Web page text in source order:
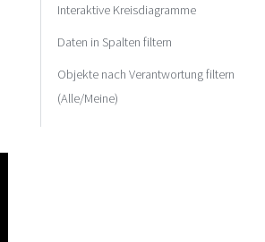
Interaktive Kreisdiagramme
Daten in Spalten filtern
Objekte nach Verantwortung filtern
(Alle/Meine)